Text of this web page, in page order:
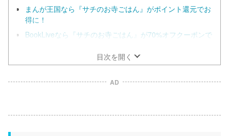
まんが王国なら『サチのお寺ごはん』がポイント還元でお
得に！
BookLiveなら『サチのお寺ごはん』が70%オフクーポンで
目次を開く
AD